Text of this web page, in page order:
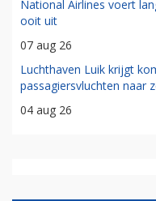
National Airlines voert
ooit uit
07 aug 26
Luchthaven Luik krijgt
passagiersvluchten naar
04 aug 26